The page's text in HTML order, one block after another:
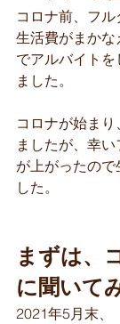
コロナ前、フ
生活費がまか
でアルバイト
ました。
コロナが始ま
ましたが、幸
が上がったので
した。
まずは、
に聞いて
2021年5月末、